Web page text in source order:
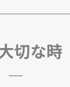
切な時
―